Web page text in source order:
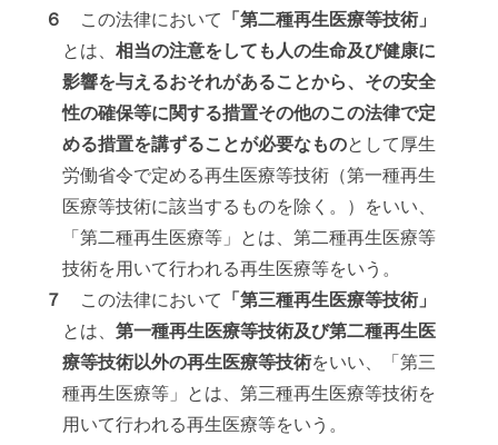
６
この法律において
「第二種再生医療等技術」
とは、相当の注意をしても人の生命及び健康に
影響を与えるおそれがあることから、その安全
性の確保等に関する措置その他のこの法律で定
める措置を講ずることが必要なものとして厚生
労働省令で定める再生医療等技術（第一種再生
医療等技術に該当するものを除く。）をいい、
「第二種再生医療等」とは、第二種再生医療等
技術を用いて行われる再生医療等をいう。
７
この法律において
「第三種再生医療等技術」
とは、第一種再生医療等技術及び第二種再生医
療等技術以外の再生医療等技術をいい、「第三
種再生医療等」とは、第三種再生医療等技術を
用いて行われる再生医療等をいう。